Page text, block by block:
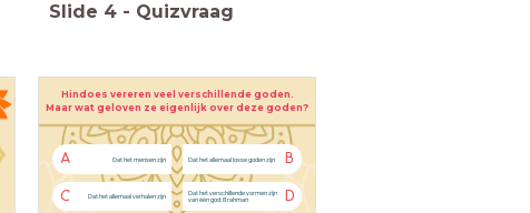
Slide 4 - Quizvraag
Hindoes vereren veel verschillende goden.
Maar wat geloven ze eigenlijk over deze goden?
A Dat het mensen zijn B
Dat het allemaal losse goden zijn
C Dat het allemaal verhalen zijn D
Dat het verschillende vormen zijn
van één god: Brahman